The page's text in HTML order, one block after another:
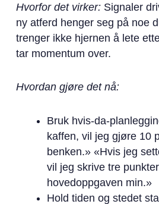
Hvorfor det virker:Signaler
ny atferd henger seg på noe
trenger ikke hjernen å lete
tar momentum over.
Hvordan gjøre det nå:
Bruk hvis-da-
kaffen, vil jeg gjøre 10
benken.» «Hvis jeg
vil jeg skrive tre
hovedoppgaven min.»
Hold tiden og stedet